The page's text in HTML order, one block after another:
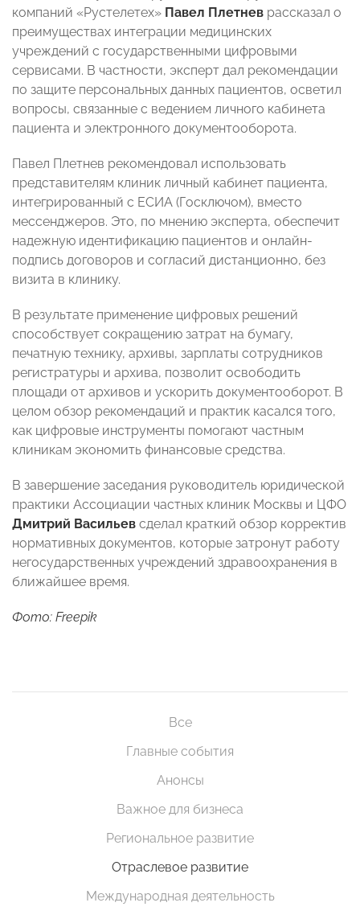
компаний «Рустелетех» Павел Плетнев рассказал о
преимуществах интеграции медицинских
учреждений с государственными цифровыми
сервисами. В частности, эксперт дал рекомендации
по защите персональных данных пациентов, осветил
вопросы, связанные с ведением личного кабинета
пациента и электронного документооборота.
Павел Плетнев рекомендовал использовать
представителям клиник личный кабинет пациента,
интегрированный с ЕСИА (Госключом), вместо
мессенджеров. Это, по мнению эксперта, обеспечит
надежную идентификацию пациентов и онлайн-
подпись договоров и согласий дистанционно, без
визита в клинику.
В результате применение цифровых решений
способствует сокращению затрат на бумагу,
печатную технику, архивы, зарплаты сотрудников
регистратуры и архива, позволит освободить
площади от архивов и ускорить документооборот. В
целом обзор рекомендаций и практик касался того,
как цифровые инструменты помогают частным
клиникам экономить финансовые средства.
В завершение заседания руководитель юридической
практики Ассоциации частных клиник Москвы и ЦФО
Дмитрий Васильев сделал краткий обзор корректив
нормативных документов, которые затронут работу
негосударственных учреждений здравоохранения в
ближайшее время.
Фото: Freepik
Все
Главные события
Анонсы
Важное для бизнеса
Региональное развитие
Отраслевое развитие
Международная деятельность